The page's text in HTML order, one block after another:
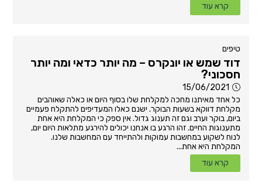
קרא עוד
טיפים
דוד שמש או יונקרס – מה יותר כדאי ומה יותר
חסכוני?
15/06/2021
כל אחד מאיתנו מחכה למקלחת שלו בסוף היום או כאלה שאוהבים
מקלחת דווקא בשעות הבוקר. ישנם כאלו המעדיפים להתקלח פעמיים
ביום, בוקר וערב וגם זה תענוג גדול. אין ספק כי המקלחת היא אחת
מתענוגות החיים. זהו הרגע בו אנחנו יכולים להירגע מתלאות היום יום,
לנוח לשקוע במחשבות עמוקות ולהתייחד עם המחשבות שלנו.
המקלחת היא אחת...
קרא עוד